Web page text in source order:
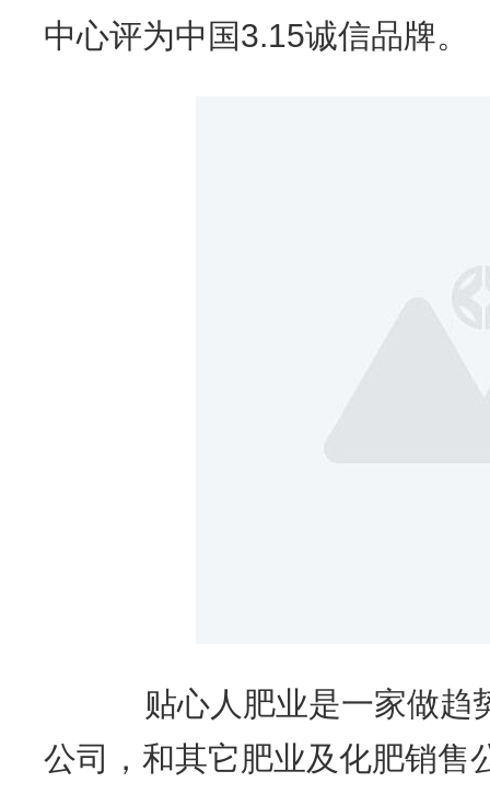
中心评为中国3.15诚信品牌。
贴心人肥业是一家做趋
公司，和其它肥业及化肥销售